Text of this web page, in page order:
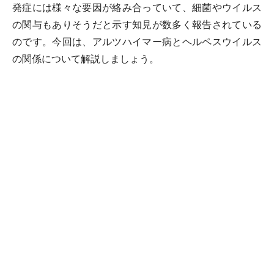
発症には様々な要因が絡み合っていて、細菌やウイルス
の関与もありそうだと示す知見が数多く報告されている
のです。今回は、アルツハイマー病とヘルペスウイルス
の関係について解説しましょう。